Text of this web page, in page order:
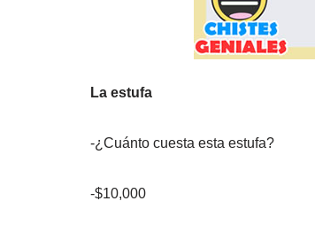
La estufa
-¿Cuánto cuesta esta estufa?
-$10,000